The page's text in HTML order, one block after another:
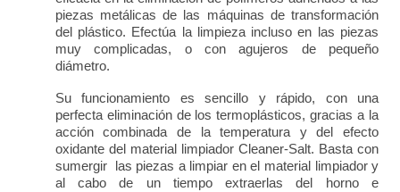
piezas metálicas de las máquinas de transformación
del plástico. Efectúa la limpieza incluso en las piezas
muy complicadas, o con agujeros de pequeño
diámetro.
Su funcionamiento es sencillo y rápido, con una
perfecta eliminación de los termoplásticos, gracias a la
acción combinada de la temperatura y del efecto
oxidante del material limpiador Cleaner-Salt. Basta con
sumergir las piezas a limpiar en el material limpiador y
al cabo de un tiempo extraerlas del horno e